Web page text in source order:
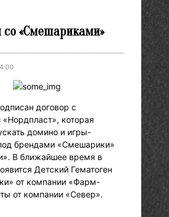
со «Смешариками»
договор с
которая
домино и игры-
брендами «Смешарики»
В ближайшее время в
Детский Гематоген
от компании «Фарм-
от компании «Север».